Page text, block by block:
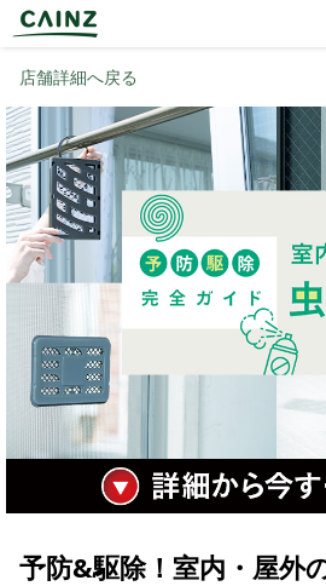
店舗詳細へ戻る
予防&駆除！室内・屋外